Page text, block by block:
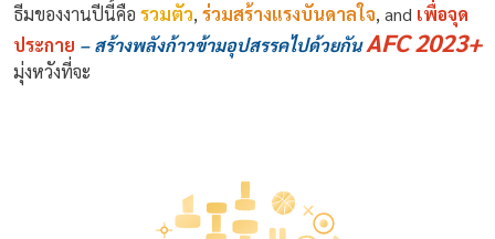
ธีมของงานปีนี้คือ รวมตัว, ร่วมสร้างแรงบันดาลใจ, and เพื่อจุด
ประกาย – สร้างพลังก้าวข้ามอุปสรรคไปด้วยกันAFC 2023+
มุ่งหวังที่จะ